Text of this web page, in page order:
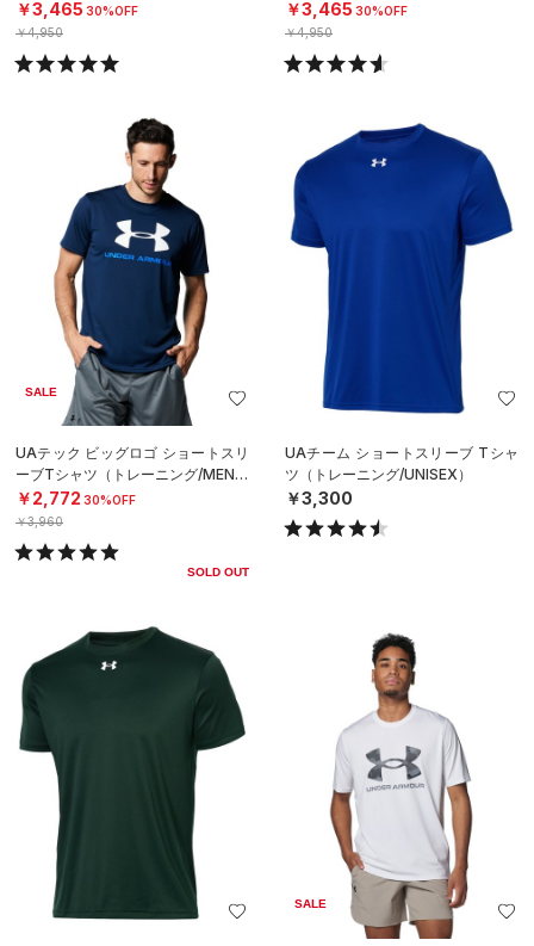
￥3,465 30%OFF
￥4,950
￥3,465 30%OFF
￥4,950
SALE
UAテック ビッグロゴ ショートスリ
ーブTシャツ（トレーニング/MEN）
￥2,772 30%OFF
￥3,960
SOLD OUT
UAチーム ショートスリーブ Tシャ
ツ（トレーニング/UNISEX）
￥3,300
SALE